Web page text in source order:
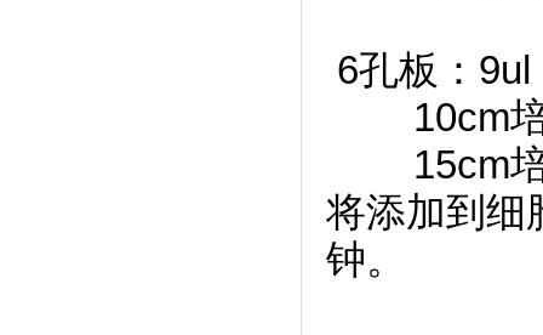
6孔板：9ul
10cm培
15cm培
将添加到细
钟。